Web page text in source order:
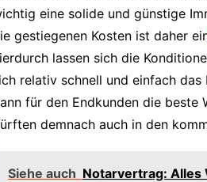
eine solide und günstige
gestiegenen Kosten ist daher
lassen sich die
relativ schnell und einfach
für den Endkunden die beste
demnach auch in den
Siehe auch Notarvertrag: Alles